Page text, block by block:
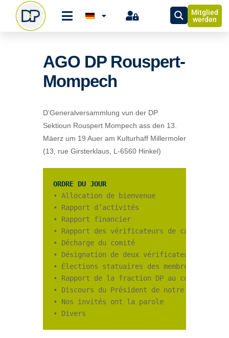
Mitglied
werden
AGO DP Rouspert-
Mompech
D’Generalversammlung vun der DP
Sektioun Rouspert Mompech ass den 13.
Mäerz um 19 Auer am Kulturhaff Millermoler
(13, rue Girsterklaus, L-6560 Hinkel)
ORDRE DU JOUR
• Allocation de bienvenue
• Rapport d’activités
• Rapport financier
• Rapport des vérificateurs de caisse
• Décharge du comité
• Désignation de deux vérificateurs de
• Élections statuaires des membres du
• Rapport de la fraction DP au conseil
• Discours du Président de notre section
• Nos invités ont la parole
• Divers